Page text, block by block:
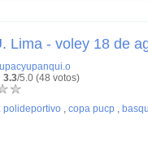
Lima - voley 18 de
3.3/5.0 (48 votos)
polideportivo , copa pucp ,